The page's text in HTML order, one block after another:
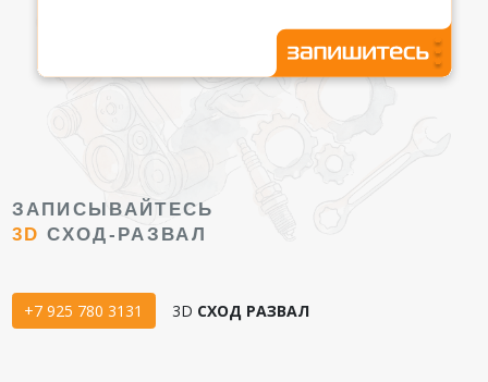
ЗАПИСЫВАЙТЕСЬ
3D СХОД-РАЗВАЛ
+7 925 780 3131 3D СХОД РАЗВАЛ